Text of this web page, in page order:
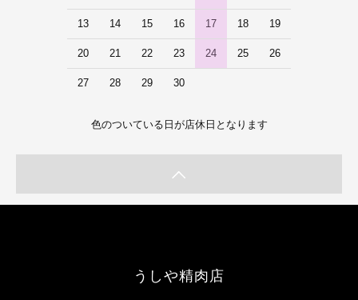
13 14 15 16 17 18 19
20 21 22 23 24 25 26
27 28 29 30
色のついている日が店休日となります
うしや精肉店